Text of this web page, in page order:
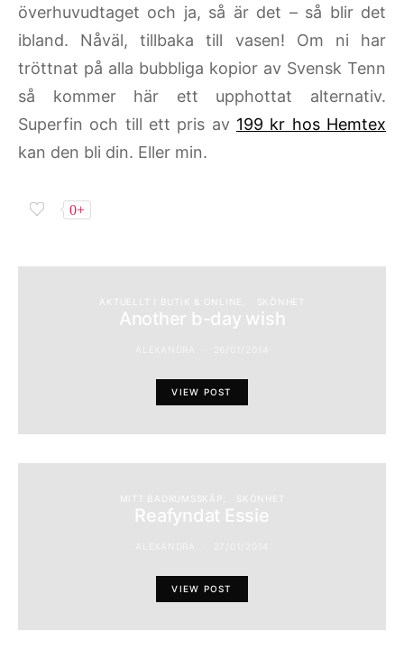
överhuvudtaget och ja, så är det – så blir det
ibland. Nåväl, tillbaka till vasen! Om ni har
tröttnat på alla bubbliga kopior av Svensk Tenn
så kommer här ett upphottat alternativ.
Superfin och till ett pris av 199 kr hos Hemtex
kan den bli din. Eller min.
0+
AKTUELLT I BUTIK & ONLINE
Another b-day wish
VIEW POST
MITT BADRUMSSKÅP SKÖNHET
Reafyndat Essie
VIEW POST